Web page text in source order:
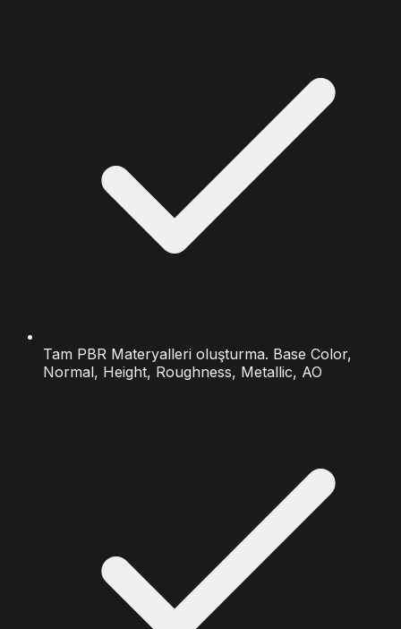
Tam PBR Materyalleri oluşturma. Base Color,
Normal, Height, Roughness, Metallic, AO